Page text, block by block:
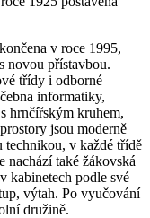
v roce 1995,
novou přístavbou.
třídy i odborné
informatiky,
hrnčířským kruhem,
jsou moderně
technikou, v každé třídě
nachází také žákovská
kabinetech podle své
výtah. Po vyučování
družině.